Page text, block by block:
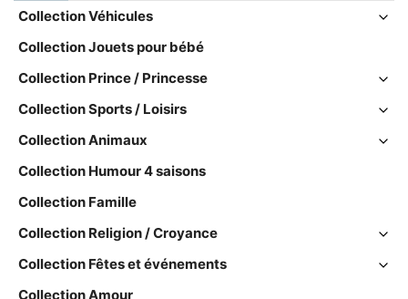
Collection Véhicules
Collection Jouets pour bébé
Collection Prince / Princesse
Collection Sports / Loisirs
Collection Animaux
Collection Humour 4 saisons
Collection Famille
Collection Religion / Croyance
Collection Fêtes et événements
Collection Amour